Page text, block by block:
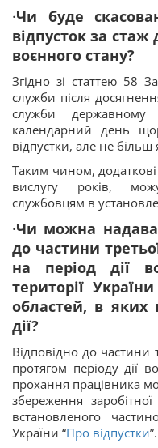
·Чи буде
відпусток за
воєнного стану?
Згідно зі статтею 58
служби після
служби державному
календарний день
відпустки, але не
Таким чином, додаткові
вислугу років,
службовцям в
·Чи можна
до частини
на період дії
території
областей, в яких
дії?
Відповідно до частини
протягом періоду дії
прохання працівника
збереження
встановленого
України “Про відпустки”.